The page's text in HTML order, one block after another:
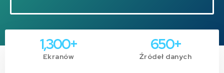
1,300+
Ekranów
650+
Źródeł danych